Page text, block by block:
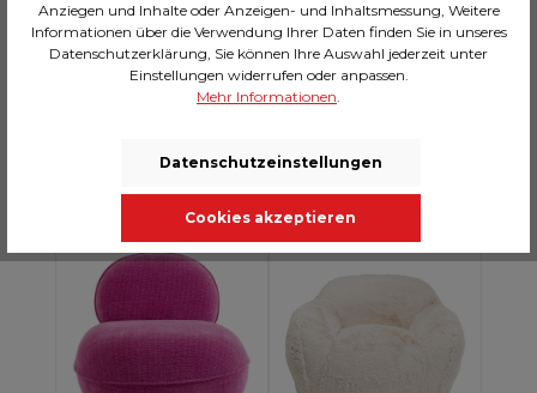
CHF 379.00*
In den Warenkorb
CHF 689.00*
In den Warenkorb
2 Wochen
Anziegen und Inhalte oder Anzeigen- und Inhaltsmessung, Weitere
Informationen über die Verwendung Ihrer Daten finden Sie in unseres
Datenschutzerklärung, Sie können Ihre Auswahl jederzeit unter
Einstellungen widerrufen oder anpassen.
Mehr Informationen.
Datenschutzeinstellungen
Cookies akzeptieren